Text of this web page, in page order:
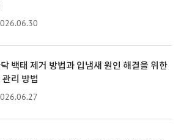
백태 제거 방법과 입냄새 원인 해결을 위한
관리 방법